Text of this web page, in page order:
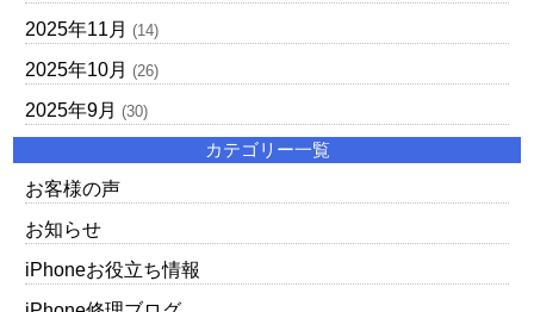
2025年11月 (14)
2025年10月 (26)
2025年9月 (30)
カテゴリー一覧
お客様の声
お知らせ
iPhoneお役立ち情報